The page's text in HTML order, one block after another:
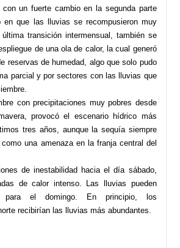
con un fuerte cambio en la segunda parte
en que las lluvias se recompusieron muy
transición intermensual, también se
de una ola de calor, la cual generó
reservas de humedad, algo que solo pudo
parcial y por sectores con las lluvias que
con precipitaciones muy pobres desde
provocó el escenario hídrico más
tres años, aunque la sequía siempre
una amenaza en la franja central del
de inestabilidad hacia el día sábado,
de calor intenso. Las lluvias pueden
para el domingo. En principio, los
recibirían las lluvias más abundantes.